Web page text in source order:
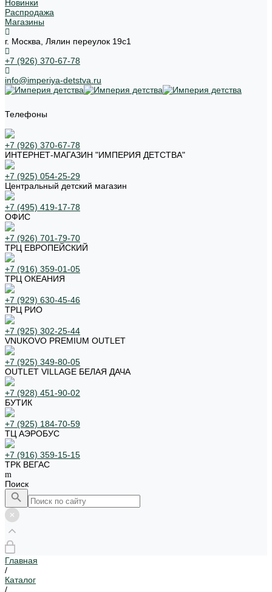
Новинки
Распродажа
Магазины
г. Москва, Лялин переулок 19с1
+7 (926) 370-67-78
info@imperiya-detstva.ru
Телефоны
+7 (926) 370-67-78
ИНТЕРНЕТ-МАГАЗИН "ИМПЕРИЯ ДЕТСТВА"
+7 (925) 054-25-29
Центральный детский магазин
+7 (495) 419-17-78
ОФИС
+7 (926) 701-79-70
ТРЦ ЕВРОПЕЙСКИЙ
+7 (916) 359-01-05
ТРЦ ОКЕАНИЯ
+7 (929) 630-45-46
ТРЦ РИО
+7 (925) 302-25-44
VNUKOVO PREMIUM OUTLET
+7 (925) 349-80-05
OUTLET VILLAGE БЕЛАЯ ДАЧА
+7 (928) 451-90-02
БУТИК
+7 (925) 184-70-59
ТЦ АЭРОБУС
+7 (916) 359-15-15
ТРК ВЕГАС
Поиск
Главная
/
Каталог
/